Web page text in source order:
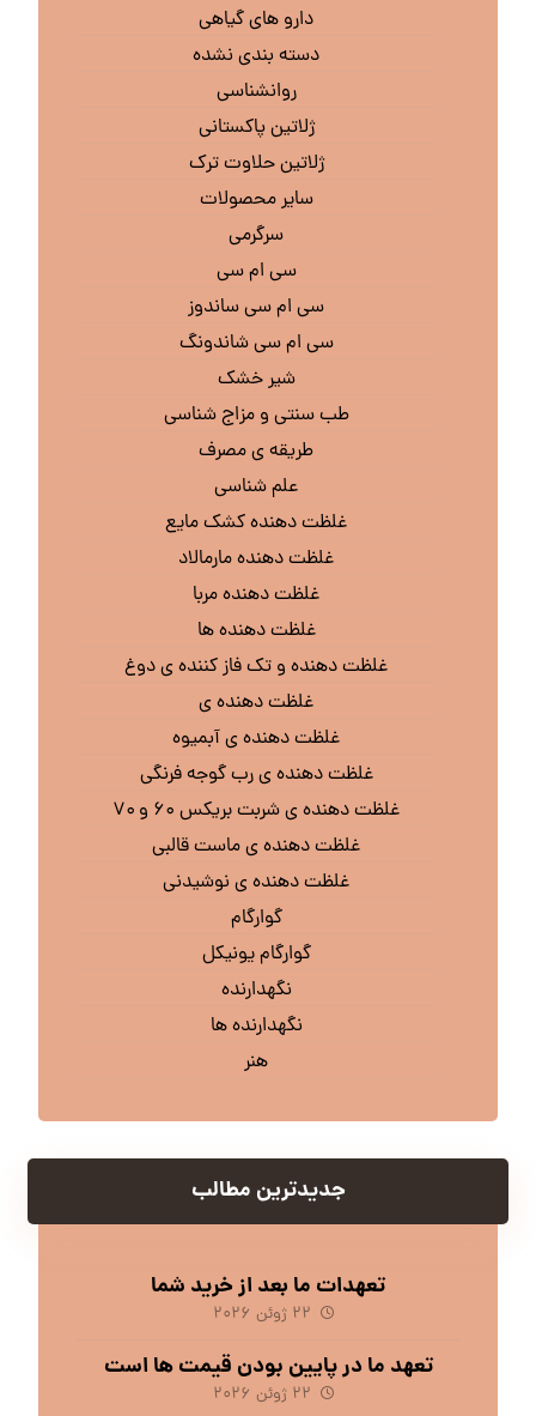
دارو های گیاهی
دسته بندی نشده
روانشناسی
ژلاتین پاکستانی
ژلاتین حلاوت ترک
سایر محصولات
سرگرمی
سی ام سی
سی ام سی ساندوز
سی ام سی شاندونگ
شیر خشک
طب سنتی و مزاج شناسی
طریقه ی مصرف
علم شناسی
غلظت دهنده کشک مایع
غلظت دهنده مارمالاد
غلظت دهنده مربا
غلظت دهنده ها
غلظت دهنده و تک فاز کننده ی دوغ
غلظت دهنده ی
غلظت دهنده ی آبمیوه
غلظت دهنده ی رب گوجه فرنگی
غلظت دهنده ی شربت بریکس ۶۰ و ۷۰
غلظت دهنده ی ماست قالبی
غلظت دهنده ی نوشیدنی
گوارگام
گوارگام یونیکل
نگهدارنده
نگهدارنده ها
هنر
جدیدترین مطالب
تعهدات ما بعد از خرید شما
۲۲ ژوئن ۲۰۲۶
تعهد ما در پایین بودن قیمت ها است
۲۲ ژوئن ۲۰۲۶